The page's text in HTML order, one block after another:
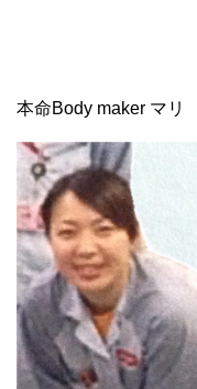
本命Body maker マリ